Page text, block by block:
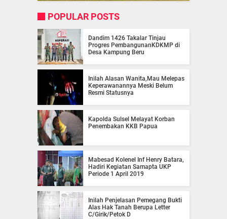
POPULAR POSTS
Dandim 1426 Takalar Tinjau
Progres PembangunanKDKMP di
Desa Kampung Beru
Inilah Alasan Wanita,Mau Melepas
Keperawanannya Meski Belum
Resmi Statusnya
Kapolda Sulsel Melayat Korban
Penembakan KKB Papua
Mabesad Kolenel Inf Henry Batara,
Hadiri Kegiatan Samapta UKP
Periode 1 April 2019
Inilah Penjelasan Pemegang Bukti
Alas Hak Tanah Berupa Letter
C/Girik/Petok D